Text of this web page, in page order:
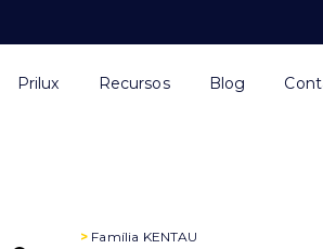
Prilux Recursos Blog
> Família KENTAU